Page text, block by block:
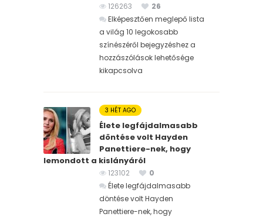
126263
26
Elképesztően meglepő lista
a világ 10 legokosabb
színészéről bejegyzéshez a
hozzászólások lehetősége
kikapcsolva
3 HÉT AGO
Élete legfájdalmasabb
döntése volt Hayden
Panettiere-nek, hogy
lemondott a kislányáról
123102
0
Élete legfájdalmasabb
döntése volt Hayden
Panettiere-nek, hogy